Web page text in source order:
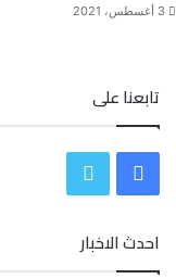
3 أغسطس، 2021
تابعنا على
ي
احدث الاخبار